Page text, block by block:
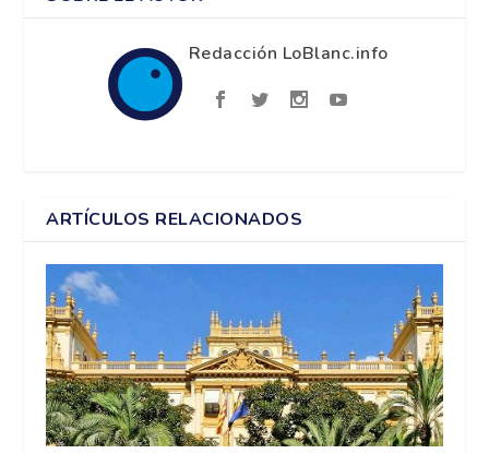
Redacción LoBlanc.info
ARTÍCULOS RELACIONADOS